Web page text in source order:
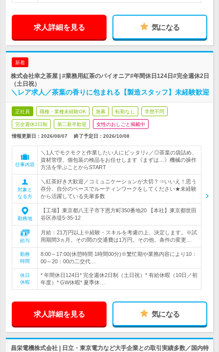
求人詳細を見る 気になる
新着
株式会社幸之茶屋 | #業務用紅茶のパイオニア#年間休日124日#完全週休2日
（土日祝）
＼レア求人／茶葉の香りに包まれる【製造スタッフ】未経験歓迎
正社員 職種・業種未経験OK 急募 転勤なし 学歴不問
完全週休2日制 第二新卒歓迎 女性のおしごと掲載中
情報更新日：2026/08/07 終了予定日： 2026/10/08
仕事内容
＼1人でモクモクと作業したい人にピッタリ♪／◎茶葉の袋詰め、
資材管理、個包装の検品をお任せします《まずは…》機械の操作
方法を学ぶことからSTART
対象と
なる方
＼紅茶好き大歓迎／コミュニケーションが大切？⇒いいえ！思う
存分、自分のペースでルーティンワークをしてください★未経験
から活躍している先輩多数
勤務地
【工場】東京都八王子市下恩方町350番地20 【本社】東京都世田
谷区赤堤5-35-12
給与
月給：21万円以上※経験・スキルを考慮の上、決定します。※試
用期間3ヵ月。その間の交通費は1万円。その他、条件の変更…
勤務
時間
8:00～17:00(休憩時間 1時間00分)※繁忙期や業務内容により10：
00～20：00の二交代…
休日
休暇
* 年間休日124日* 完全週休2日制（土日祝）* 有給休暇（10日／初
年度）* GW休暇* 夏季休…
求人詳細を見る 気になる
昌栄電機株式会社 | 日立・東京電力など大手企業との取引実績多数／国内特